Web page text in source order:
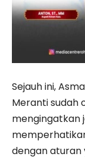
Sejauh ini,
Meranti sudah
mengingatkan
dengan aturan